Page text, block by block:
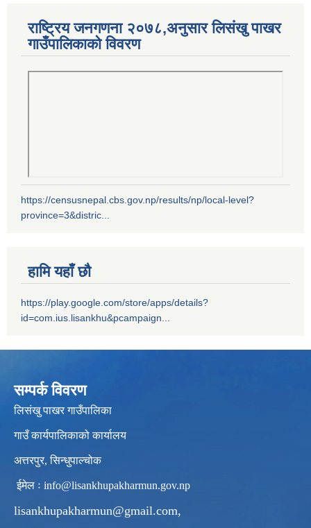
राष्ट्रिय जनगणना २०७८,अनुसार लिसंखु पाखर
गाउँपालिकाको विवरण
https://censusnepal.cbs.gov.np/results/np/local-level?
province=3&distric...
हामि यहाँ छौ
https://play.google.com/store/apps/details?
id=com.ius.lisankhu&pcampaign...
सम्पर्क विवरण
लिसंखु पाखर गाउँपालिका
गाउँ कार्यपालिकाको कार्यालय
अत्तरपुर, सिन्धुपाल्चोक
ईमेल ः info@lisankhupakharmun.gov.np
lisankhupakharmun@gmail.com,